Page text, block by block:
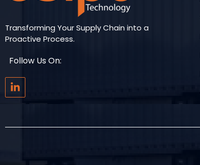
Transforming Your Supply Chain into a
Proactive Process.
Follow Us On:
L
i
n